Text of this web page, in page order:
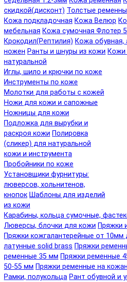
скидкой(дисконт) Толстые
Кожа подкладочная Кожа Велюр
мебельная Кожа сумочная Флотер
Крокодил(Рептилия) Кожа обувная,
ножен Ранты и шнуры из кожи Кожи
натуральной
Иглы, шило и крючки по коже
Инструменты по коже
Молотки для работы с кожей
Ножи для кожи и сапожные
Ножницы для кожи
Подложка для вырубки и
раскроя кожи Полировка
(сликер) для натуральной
кожи и инструмента
Пробойники по коже
Установщики фурнитуры:
люверсов, хольнитенов,
кнопок Шаблоны для изделий
из кожи
Карабины, кольца сумочные,
Люверсы, блочки для кожи Пряжки
Пряжки кожгалантерейные от
латунные solid brass Пряжки
ременные 35 мм Пряжки ременные
50-55 мм Пряжки ременные на
Рамки, полукольца Рант обувной и